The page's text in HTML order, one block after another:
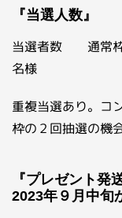
『当選人数』
当選者数 通常枠
名様
重複当選あり。コ
枠の２回抽選の機
『プレゼント発
2023年９月中旬